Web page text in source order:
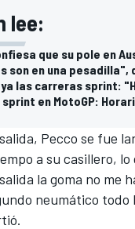
lee:
que su pole en
son en una pesadilla",
las carreras sprint:
en MotoGP:
Pecco se fue
a su casillero, lo
la goma no me
neumático